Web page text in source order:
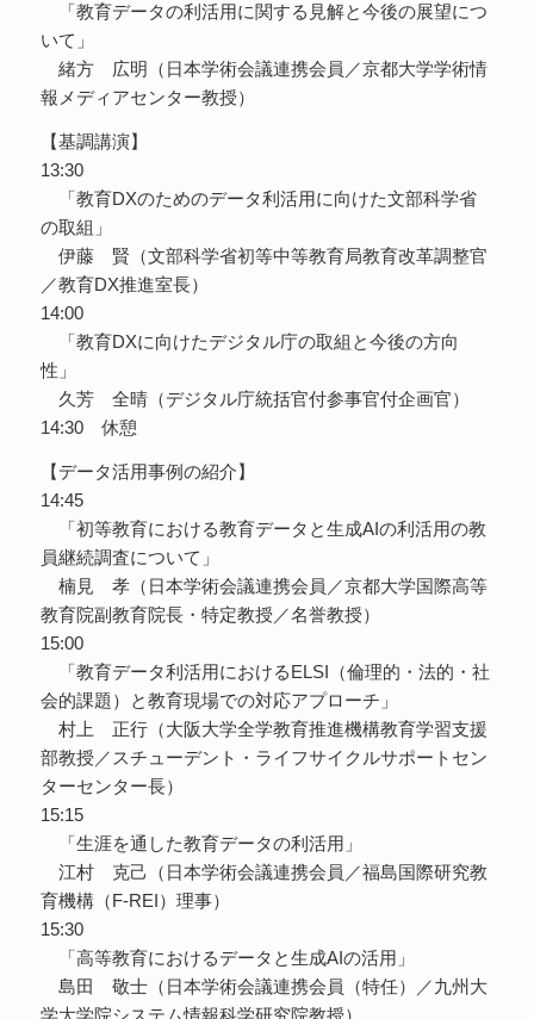
「教育データの利活用に関する見解と今後の展望につ
いて」
緒方 広明（日本学術会議連携会員／京都大学学術情
報メディアセンター教授）
【基調講演】
13:30
「教育DXのためのデータ利活用に向けた文部科学省
の取組」
伊藤 賢（文部科学省初等中等教育局教育改革調整官
／教育DX推進室長）
14:00
「教育DXに向けたデジタル庁の取組と今後の方向
性」
久芳 全晴（デジタル庁統括官付参事官付企画官）
14:30 休憩
【データ活用事例の紹介】
14:45
「初等教育における教育データと生成AIの利活用の教
員継続調査について」
楠見 孝（日本学術会議連携会員／京都大学国際高等
教育院副教育院長・特定教授／名誉教授）
15:00
「教育データ利活用におけるELSI（倫理的・法的・社
会的課題）と教育現場での対応アプローチ」
村上 正行（大阪大学全学教育推進機構教育学習支援
部教授／スチューデント・ライフサイクルサポートセン
ターセンター長）
15:15
「生涯を通した教育データの利活用」
江村 克己（日本学術会議連携会員／福島国際研究教
育機構（F-REI）理事）
15:30
「高等教育におけるデータと生成AIの活用」
島田 敬士（日本学術会議連携会員（特任）／九州大
学大学院システム情報科学研究院教授）